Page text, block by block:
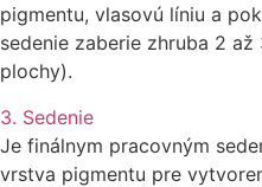
pigmentu, vlasovú líniu a
sedenie zaberie zhruba 2
plochy).
3. Sedenie
Je finálnym pracovným
vrstva pigmentu pre